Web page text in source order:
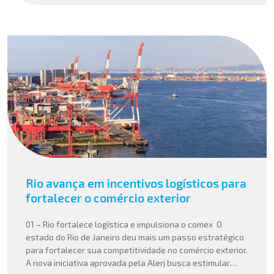
Rio avança em incentivos logísticos para
fortalecer o comércio exterior
01 – Rio fortalece logística e impulsiona o comex O
estado do Rio de Janeiro deu mais um passo estratégico
para fortalecer sua competitividade no comércio exterior.
A nova iniciativa aprovada pela Alerj busca estimular